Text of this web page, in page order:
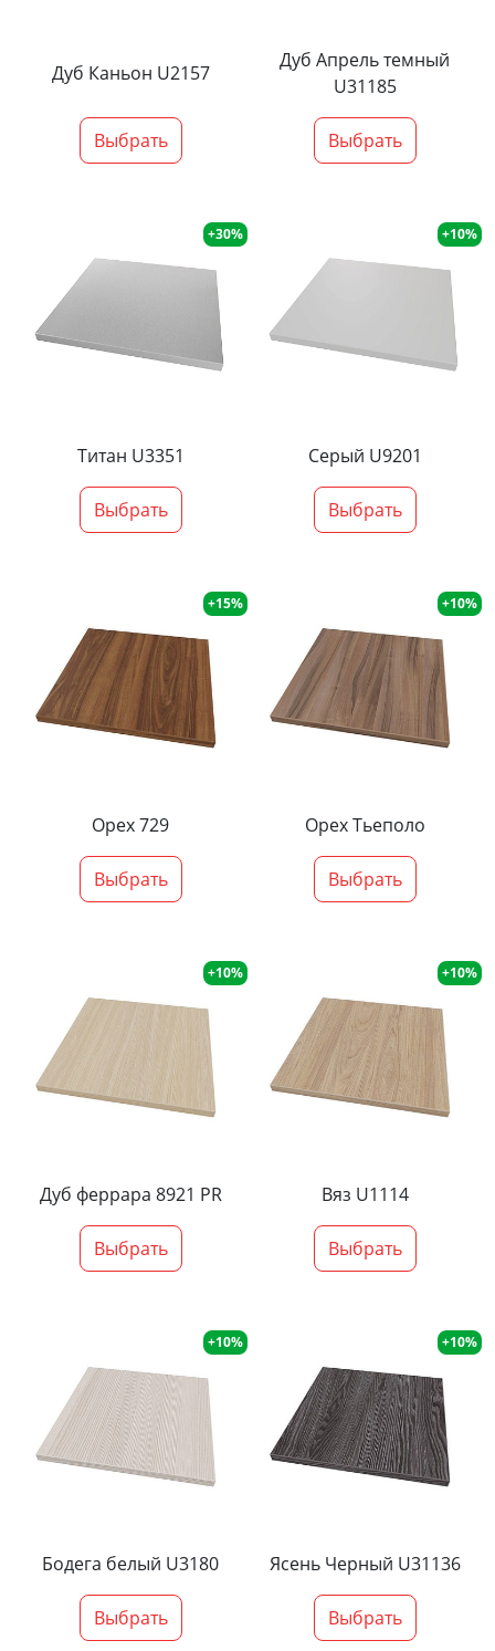
Дуб Каньон U2157
Выбрать
Дуб Апрель темный
U31185
Выбрать
+30%
Титан U3351
Выбрать
+10%
Серый U9201
Выбрать
+15%
Орех 729
Выбрать
+10%
Орех Тьеполо
Выбрать
+10%
Дуб феррара 8921 PR
Выбрать
+10%
Вяз U1114
Выбрать
+10%
Бодега белый U3180
Выбрать
+10%
Ясень Черный U31136
Выбрать